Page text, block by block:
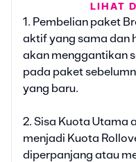
Bonus Google Gemini
Klaim bonusnya di
Bonus Vidio Platinum
Klaim bonusnya di
Bonus Kuota 5G
LIHAT
1. Pembelian paket
aktif yang sama dan
akan menggantikan
pada paket
yang baru.
2. Sisa Kuota Utama
menjadi Kuota
diperpanjang atau